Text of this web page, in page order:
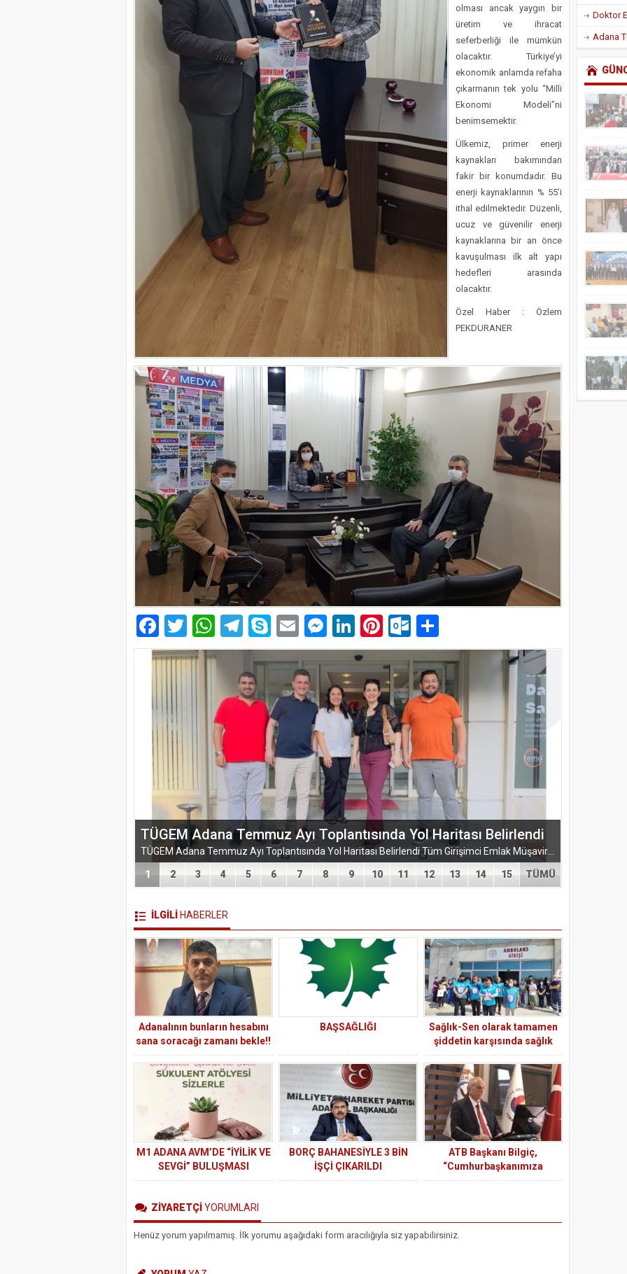
olması ancak yaygın bir
üretim ve ihracat
seferberliği ile mümkün
olacaktır. Türkiye’yi
ekonomik anlamda refaha
çıkarmanın tek yolu “Milli
Ekonomi Modeli”ni
benimsemektir.
Ülkemiz, primer enerji
kaynakları bakımından
fakir bir konumdadır. Bu
enerji kaynaklarının % 55’i
ithal edilmektedir. Düzenli,
ucuz ve güvenilir enerji
kaynaklarına bir an önce
kavuşulması ilk alt yapı
hedefleri arasında
olacaktır.
Özel Haber : Özlem
PEKDURANER
Facebook
TwitterWhatsApp
Telegram
SkypeEmailMessenger
LinkedIn
Pinterest
Outlook.com
EĞİTİM-BİR-SEN ADANA ŞUBESİ’NDEN KAHRAMANMARAŞ’A
VEFA VE DAYANIŞMA ÇIKARMASI
EĞİTİM-BİR-SEN ADANA ŞUBESİ’NDEN KAHRAMANMARAŞ’A VEFA VE DAYANIŞMA ÇIKARMASI Eğitim-Bir-Sen Adana Şubesi, Kahramanmaraş’ta anlamlı temaslarda bulundu. Adana heyeti; sendikal dayanışmayı güçlendirmek...
1 2 3 4 5 6 7 8 9 10 11 12 13 14 15 TÜMÜ
İLGİLİ HABERLER
Adanalının bunların hesabını
sana soracağı zamanı bekle!!
BAŞSAĞLIĞI
Sağlık-Sen olarak tamamen
şiddetin karşısında sağlık
çalışanlarının yanındayız
M1 ADANA AVM’DE “İYİLİK VE
SEVGİ” BULUŞMASI
BORÇ BAHANESİYLE 3 BİN
İŞÇİ ÇIKARILDI
ATB Başkanı Bilgiç,
“Cumhurbaşkanımıza
Akdeniz bölgemizin sorun ve
ZİYARETÇİYORUMLARI
Henüz yorum yapılmamış. İlk yorumu aşağıdaki form aracılığıyla siz yapabilirsiniz.